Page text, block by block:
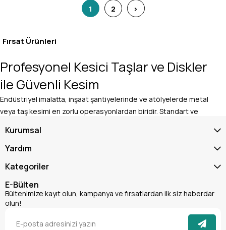
1 2 >
Fırsat Ürünleri
Profesyonel Kesici Taşlar ve Diskler
ile Güvenli Kesim
Endüstriyel imalatta, inşaat şantiyelerinde ve atölyelerde metal
veya taş kesimi en zorlu operasyonlardan biridir. Standart ve
parçalanma riski taşır ve iş parçasında aşırı ısınmaya bağlı
yanıklara (menevişlenme) yol açar. Teknik Dünya güvencesiyle
profesyonel
kesici taşlar ve diskler
, maksimum kullanıcı güvenliği ile pürüzsüz kesim
performansını bir araya getirerek üretim hızınızı zirveye taşır.
Peki, piyasada satılan sıradan ürünlere kıyasla sitemizde yer alan
Kurumsal
Yardım
Kategoriler
E-Bülten
Bültenimize kayıt olun, kampanya ve fırsatlardan ilk siz haberdar
olun!